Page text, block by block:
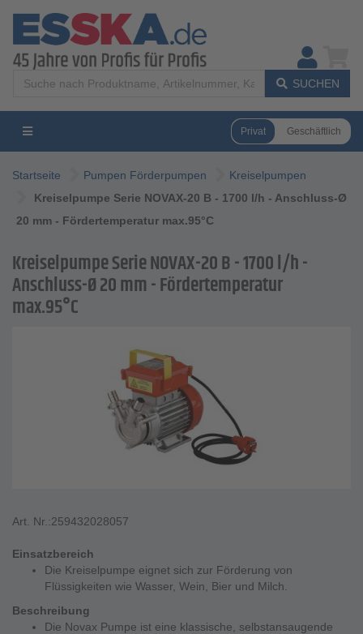
SUCHEN
Privat Geschäftlich
Startseite Pumpen Förderpumpen
Kreiselpumpen
Kreiselpumpe Serie NOVAX-20 B - 1700 l/h - Anschluss-Ø
20 mm - Fördertemperatur max.95°C
Kreiselpumpe Serie NOVAX-20 B - 1700 l/h -
Anschluss-Ø 20 mm - Fördertemperatur
max.95°C
Art. Nr.:259432028057
Einsatzbereich
Die Kreiselpumpe eignet sich zur Förderung von
Flüssigkeiten wie Wasser, Wein, Bier und Milch.
Beschreibung
Die Novax Pumpe ist eine klassische, selbstansaugende